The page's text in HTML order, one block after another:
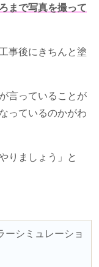
まで写真を撮って
事後にきちんと塗
言っていることが
っているのかがわ
りましょう」と
ーシミュレーショ